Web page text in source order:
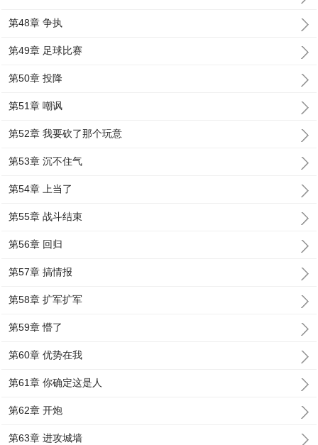
第48章 争执
第49章 足球比赛
第50章 投降
第51章 嘲讽
第52章 我要砍了那个玩意
第53章 沉不住气
第54章 上当了
第55章 战斗结束
第56章 回归
第57章 搞情报
第58章 扩军扩军
第59章 懵了
第60章 优势在我
第61章 你确定这是人
第62章 开炮
第63章 进攻城墙